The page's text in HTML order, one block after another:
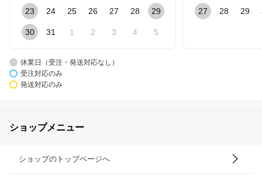
23 24 25 26 27 28 29
30 31 1 2 3 4 5
27 28 29
休業日（受注・発送対応なし）
受注対応のみ
発送対応のみ
ショップメニュー
ショップのトップページへ